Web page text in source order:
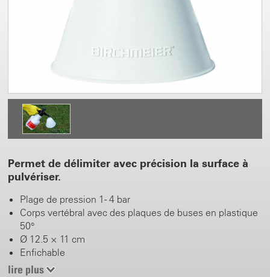
Permet de délimiter avec précision la surface à
pulvériser.
Plage de pression 1 - 4 bar
Corps vertébral avec des plaques de buses en plastique
50°
Ø 12.5 × 11 cm
Enfichable
Débit de la buse 0.83 l/min avec 2 bar
lire plus